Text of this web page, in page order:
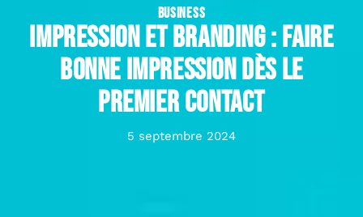
BUSINESS
Impression et branding : faire
bonne impression dès le
premier contact
5 septembre 2024